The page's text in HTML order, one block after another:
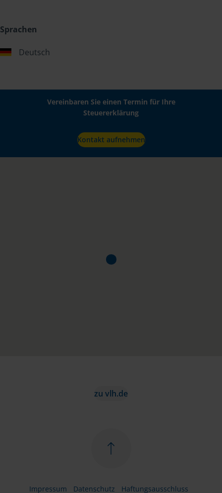
Sprachen
Deutsch
Vereinbaren Sie einen Termin für Ihre
Steuererklärung
Kontakt aufnehmen
zu vlh.de
Impressum Datenschutz Haftungsausschluss